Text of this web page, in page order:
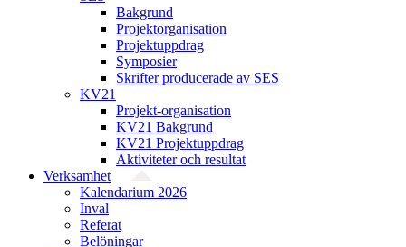
Bakgrund
Projekt­organisation
Projektuppdrag
Symposier
Skrifter producerade av SES
KV21
Projekt-organisation
KV21 Bakgrund
KV21 Projektuppdrag
Aktiviteter och resultat
Verksamhet
Kalendarium 2026
Inval
Referat
Belöningar